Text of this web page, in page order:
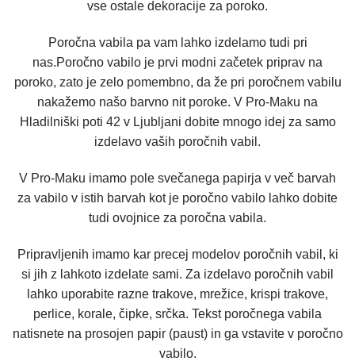
vse ostale dekoracije za poroko.
Poročna vabila pa vam lahko izdelamo tudi pri
nas.Poročno vabilo je prvi modni začetek priprav na
poroko, zato je zelo pomembno, da že pri poročnem vabilu
nakažemo našo barvno nit poroke. V Pro-Maku na
Hladilniški poti 42 v Ljubljani dobite mnogo idej za samo
izdelavo vaših poročnih vabil.
V Pro-Maku imamo pole svečanega papirja v več barvah
za vabilo v istih barvah kot je poročno vabilo lahko dobite
tudi ovojnice za poročna vabila.
Pripravljenih imamo kar precej modelov poročnih vabil, ki
si jih z lahkoto izdelate sami. Za izdelavo poročnih vabil
lahko uporabite razne trakove, mrežice, krispi trakove,
perlice, korale, čipke, srčka. Tekst poročnega vabila
natisnete na prosojen papir (paust) in ga vstavite v poročno
vabilo.